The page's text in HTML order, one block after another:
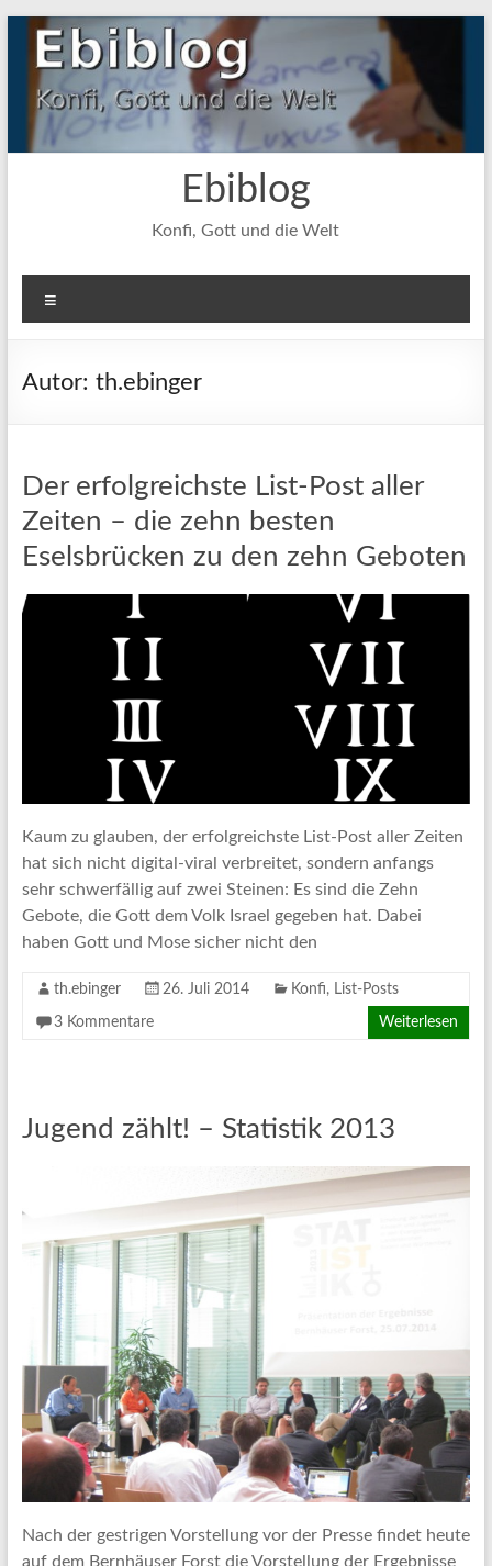
Zum
Inhalt
springen
Ebiblog
Konfi, Gott und die Welt
Autor: th.ebinger
Der erfolgreichste List-Post aller
Zeiten – die zehn besten
Eselsbrücken zu den zehn Geboten
Kaum zu glauben, der erfolgreichste List-Post aller Zeiten
hat sich nicht digital-viral verbreitet, sondern anfangs
sehr schwerfällig auf zwei Steinen: Es sind die Zehn
Gebote, die Gott dem Volk Israel gegeben hat. Dabei
haben Gott und Mose sicher nicht den
th.ebinger 26. Juli 2014 Konfi, List-Posts
3 Kommentare Weiterlesen
Jugend zählt! – Statistik 2013
Nach der gestrigen Vorstellung vor der Presse findet heute
auf dem Bernhäuser Forst die Vorstellung der Ergebnisse